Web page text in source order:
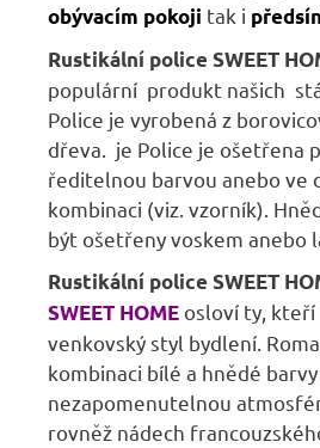
obývacím pokoji tak i
Rustikální police SWEET
populární produkt našich
Police je vyrobená z
dřeva. je Police je ošetřena
ředitelnou barvou anebo ve
kombinaci (viz. vzorník).
být ošetřeny voskem anebo
Rustikální police SWEET
SWEET HOMEosloví ty, kteří
venkovský styl bydlení.
kombinaci bílé a hnědé
nezapomenutelnou
rovněž nádech